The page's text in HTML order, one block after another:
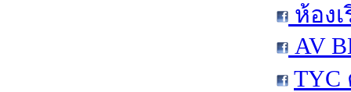
ห้อง
AV
TYC